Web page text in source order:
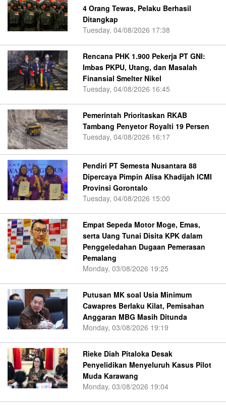
4 Orang Tewas, Pelaku Berhasil
Ditangkap
Tuesday, 04/08/2026 17:38
Rencana PHK 1.900 Pekerja PT GNI:
Imbas PKPU, Utang, dan Masalah
Finansial Smelter Nikel
Tuesday, 04/08/2026 16:45
Pemerintah Prioritaskan RKAB
Tambang Penyetor Royalti 19 Persen
Tuesday, 04/08/2026 16:17
Pendiri PT Semesta Nusantara 88
Dipercaya Pimpin Alisa Khadijah ICMI
Provinsi Gorontalo
Tuesday, 04/08/2026 15:00
Empat Sepeda Motor Moge, Emas,
serta Uang Tunai Disita KPK dalam
Penggeledahan Dugaan Pemerasan
Pemalang
Monday, 03/08/2026 19:25
Putusan MK soal Usia Minimum
Cawapres Berlaku Kilat, Pemisahan
Anggaran MBG Masih Ditunda
Monday, 03/08/2026 19:19
Rieke Diah Pitaloka Desak
Penyelidikan Menyeluruh Kasus Pilot
Muda Karawang
Monday, 03/08/2026 19:04